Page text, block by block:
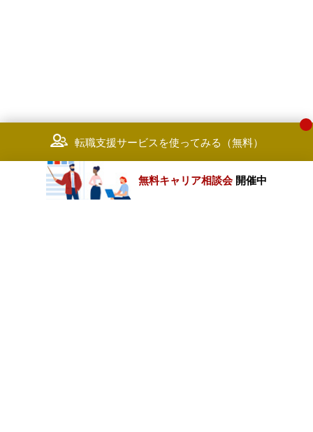
転職支援サービスを使ってみる（無料）
無料キャリア相談会 開催中